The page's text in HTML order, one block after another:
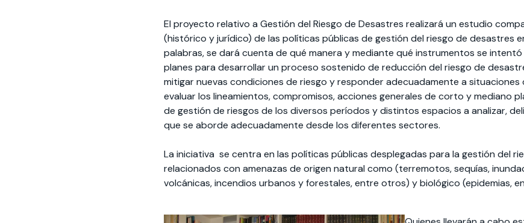
El proyecto relativo a Gestión del Riesgo de Desastres realizará un estudio
(histórico y jurídico) de las políticas públicas de gestión del riesgo de desastres
palabras, se dará cuenta de qué manera y mediante qué instrumentos se
planes para desarrollar un proceso sostenido de reducción del riesgo de
mitigar nuevas condiciones de riesgo y responder adecuadamente a situaciones
evaluar los lineamientos, compromisos, acciones generales de corto y mediano
de gestión de riesgos de los diversos períodos y distintos espacios a analizar,
que se aborde adecuadamente desde los diferentes sectores.
La iniciativa se centra en las políticas públicas desplegadas para la gestión del
relacionados con amenazas de origen natural como (terremotos, sequías,
volcánicas, incendios urbanos y forestales, entre otros) y biológico (epidemias,